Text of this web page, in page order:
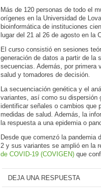
Más de 120 personas de todo el
orígenes en la Universidad de
bioinformática de instituciones
lugar del 21 al 26 de agosto en la
El curso consistió en sesiones
generación de datos a partir de la
secuencias. Además, por primera
salud y tomadores de decisión.
La secuenciación genética y el
variantes, así como su dispersión
identificar señales o cambios que
medidas de salud. Además, la
la respuesta a una epidemia o
Desde que comenzó la pandemia
2 y sus variantes se amplió en la
de COVID-19 (COVIGEN) que
DEJA UNA RESPUESTA